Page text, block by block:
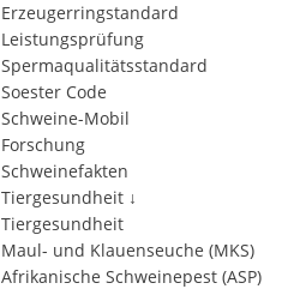
Erzeugerringstandard
Leistungsprüfung
Spermaqualitätsstandard
Soester Code
Schweine-Mobil
Forschung
Schweinefakten
Tiergesundheit ↓
Tiergesundheit
Maul- und Klauenseuche (MKS)
Afrikanische Schweinepest (ASP)